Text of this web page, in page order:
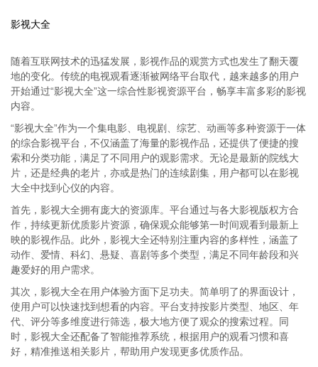
影视大全
随着互联网技术的迅猛发展，影视作品的观赏方式也发生了翻天覆
地的变化。传统的电视观看逐渐被网络平台取代，越来越多的用户
开始通过“影视大全”这一综合性影视资源平台，畅享丰富多彩的影视
内容。
“影视大全”作为一个集电影、电视剧、综艺、动画等多种资源于一体
的综合影视平台，不仅涵盖了海量的影视作品，还提供了便捷的搜
索和分类功能，满足了不同用户的观影需求。无论是最新的院线大
片，还是经典的老片，亦或是热门的连续剧集，用户都可以在影视
大全中找到心仪的内容。
首先，影视大全拥有庞大的资源库。平台通过与各大影视版权方合
作，持续更新优质影片资源，确保观众能够第一时间观看到最新上
映的影视作品。此外，影视大全还特别注重内容的多样性，涵盖了
动作、爱情、科幻、悬疑、喜剧等多个类型，满足不同年龄段和兴
趣爱好的用户需求。
其次，影视大全在用户体验方面下足功夫。简单明了的界面设计，
使用户可以快速找到想看的内容。平台支持按影片类型、地区、年
代、评分等多维度进行筛选，极大地方便了观众的搜索过程。同
时，影视大全还配备了智能推荐系统，根据用户的观看习惯和喜
好，精准推送相关影片，帮助用户发现更多优质作品。